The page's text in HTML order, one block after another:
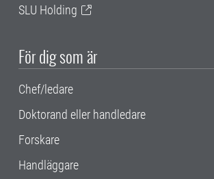
SLU Holding
För dig som är
Chef/ledare
Doktorand eller handledare
Forskare
Handläggare